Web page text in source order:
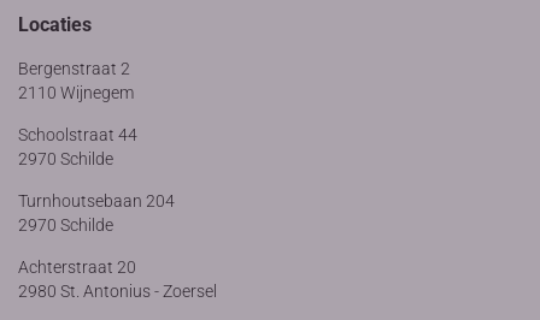
Locaties
Bergenstraat 2
2110 Wijnegem
Schoolstraat 44
2970 Schilde
Turnhoutsebaan 204
2970 Schilde
Achterstraat 20
2980 St. Antonius - Zoersel